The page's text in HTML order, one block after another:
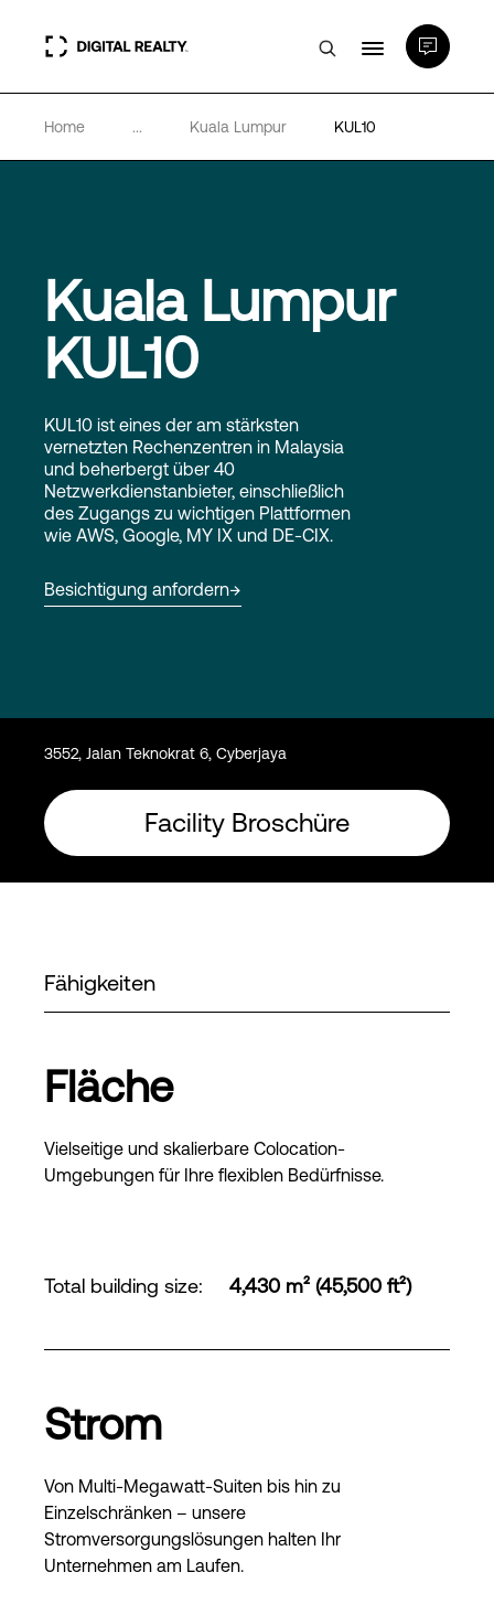
Rechenzentren
Partner
Wissenswertes
Über uns
Language
Home ... Kuala Lumpur KUL10
Kuala Lumpur
KUL10
KUL10 ist eines der am stärksten
vernetzten Rechenzentren in Malaysia
und beherbergt über 40
Netzwerkdienstanbieter, einschließlich
des Zugangs zu wichtigen Plattformen
wie AWS, Google, MY IX und DE-CIX.
Besichtigung anfordern
3552, Jalan Teknokrat 6, Cyberjaya
Facility Broschüre
Fähigkeiten
Fläche
Vielseitige und skalierbare Colocation-
Umgebungen für Ihre flexiblen Bedürfnisse.
Total building size: 4,430 m² (45,500 ft²)
Strom
Von Multi-Megawatt-Suiten bis hin zu
Einzelschränken – unsere
Stromversorgungslösungen halten Ihr
Unternehmen am Laufen.